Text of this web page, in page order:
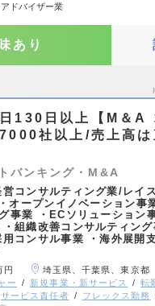
ドバイザー業
あり
130日以上【M＆A
社以上/売上高は
バンキング・M&A
コンサルティング業/レイ
オープンイノベーション事
事業 ・ECソリューション
・組織改善コンサルティン
コンサル事業 ・海外展開
円 埼玉県、千葉県、東京都
ー 新規事業・新サービス 転
サービス責任者 フレックス勤務